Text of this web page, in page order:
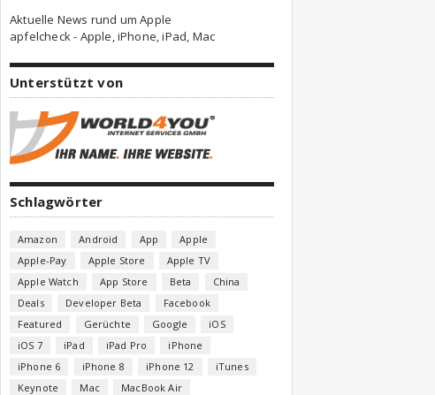
Aktuelle News rund um Apple
apfelcheck - Apple, iPhone, iPad, Mac
Unterstützt von
Schlagwörter
Amazon Android App
Apple
Apple-Pay
Apple Store
Apple TV
Apple Watch
App Store Beta
China
Deals
Developer Beta
Facebook
Featured
Gerüchte Google
iOS
iOS 7
iPad iPad Pro
iPhone
iPhone 6
iPhone 8 iPhone 12
iTunes
Keynote
Mac
MacBook Air